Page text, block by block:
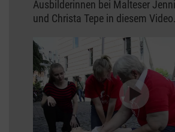
Ausbilderinnen bei Malteser
und Christa Tepe in diesem Video.